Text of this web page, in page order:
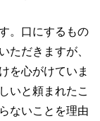
。口にするもの
ただきますが、
を心がけていま
いと頼まれたこ
ないことを理由